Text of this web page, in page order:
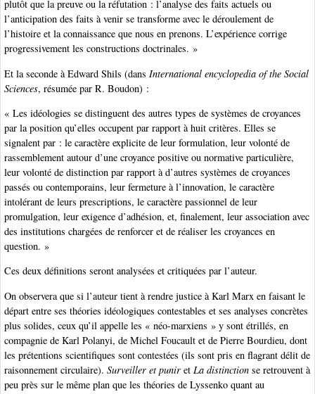
plutôt que la preuve ou la réfutation : l’analyse des faits actuels ou
l’anticipation des faits à venir se transforme avec le déroulement de
l’histoire et la connaissance que nous en prenons. L’expérience corrige
progressivement les constructions doctrinales. »
Et la seconde à Edward Shils (dans International encyclopedia of the Social
Sciences, résumée par R. Boudon) :
« Les idéologies se distinguent des autres types de systèmes de croyances
par la position qu’elles occupent par rapport à huit critères. Elles se
signalent par : le caractère explicite de leur formulation, leur volonté de
rassemblement autour d’une croyance positive ou normative particulière,
leur volonté de distinction par rapport à d’autres systèmes de croyances
passés ou contemporains, leur fermeture à l’innovation, le caractère
intolérant de leurs prescriptions, le caractère passionnel de leur
promulgation, leur exigence d’adhésion, et, finalement, leur association avec
des institutions chargées de renforcer et de réaliser les croyances en
question. »
Ces deux définitions seront analysées et critiquées par l’auteur.
On observera que si l’auteur tient à rendre justice à Karl Marx en faisant le
départ entre ses théories idéologiques contestables et ses analyses concrètes
plus solides, ceux qu’il appelle les « néo-marxiens » y sont étrillés, en
compagnie de Karl Polanyi, de Michel Foucault et de Pierre Bourdieu, dont
les prétentions scientifiques sont contestées (ils sont pris en flagrant délit de
raisonnement circulaire). Surveiller et punir et La distinction se retrouvent à
peu près sur le même plan que les théories de Lyssenko quant au